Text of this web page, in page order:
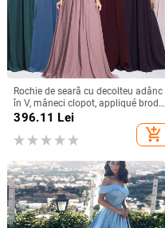
Rochie de seară cu decolteu adânc
în V, mâneci clopot, appliqué brodat
cu paiete, croială lungă A-line
396.11 Lei
add_shopping_cart